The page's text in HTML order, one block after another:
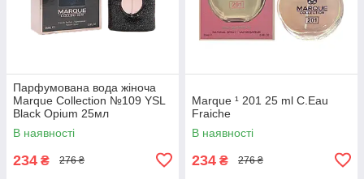
Парфумована вода жіноча
Marque Collection №109 YSL
Black Opium 25мл
В наявності
234 ₴ 276 ₴
Marque ¹ 201 25 ml C.Eau
Fraiche
В наявності
234 ₴ 276 ₴